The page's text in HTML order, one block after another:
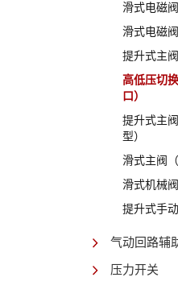
滑式电磁
滑式电磁
提升式主
高低压切
口）
提升式主
型）
滑式主阀（
滑式机械
提升式手
气动回路辅
压力开关